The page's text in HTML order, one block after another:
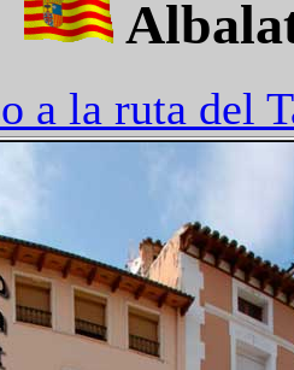
a la ruta del